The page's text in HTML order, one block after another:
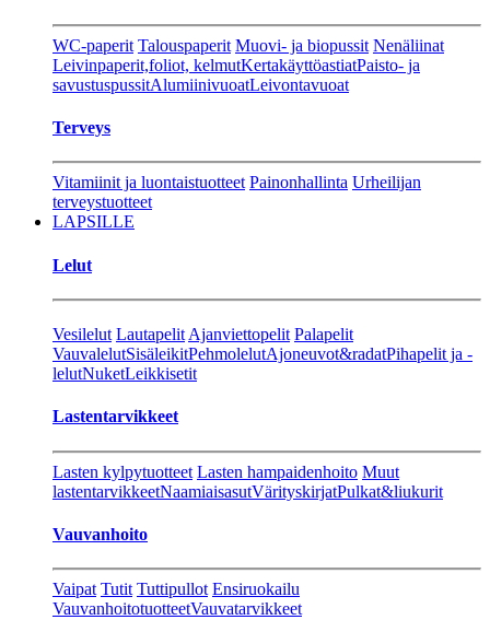
WC-paperit Talouspaperit Muovi- ja biopussit Nenäliinat
Leivinpaperit,foliot, kelmutKertakäyttöastiatPaisto- ja
savustuspussitAlumiinivuoatLeivontavuoat
Terveys
Vitamiinit ja luontaistuotteet Painonhallinta Urheilijan
terveystuotteet
LAPSILLE
Lelut
Vesilelut Lautapelit Ajanviettopelit Palapelit
VauvalelutSisäleikitPehmolelutAjoneuvot&radatPihapelit ja -
lelutNuketLeikkisetit
Lastentarvikkeet
Lasten kylpytuotteet Lasten hampaidenhoito Muut
lastentarvikkeetNaamiaisasutVärityskirjatPulkat&liukurit
Vauvanhoito
Vaipat Tutit Tuttipullot Ensiruokailu
VauvanhoitotuotteetVauvatarvikkeet